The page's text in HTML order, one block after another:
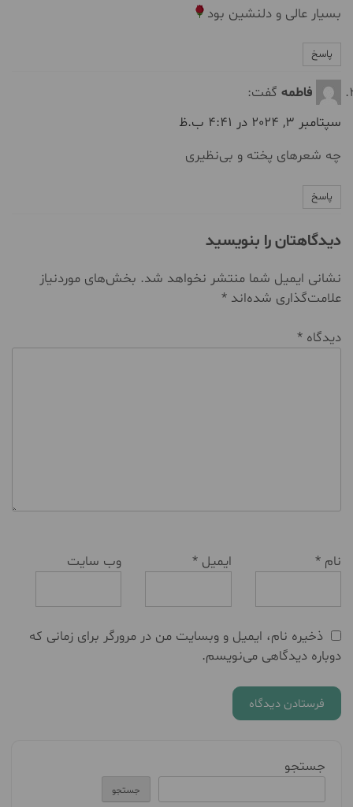
بسیار عالی و دلنشین بود
پاسخ
فاطمه گفت:
سپتامبر 3, 2024 در 4:41 ب.ظ
چه شعر‌های پخته و بی‌نظیری
پاسخ
دیدگاهتان را بنویسید
نشانی ایمیل شما منتشر نخواهد شد. بخش‌های موردنیاز
علامت‌گذاری شده‌اند *
دیدگاه *
نام * ایمیل* وب‌ سایت
ذخیره نام، ایمیل و وبسایت من در مرورگر برای زمانی که
دوباره دیدگاهی می‌نویسم.
جستجو
جستجو